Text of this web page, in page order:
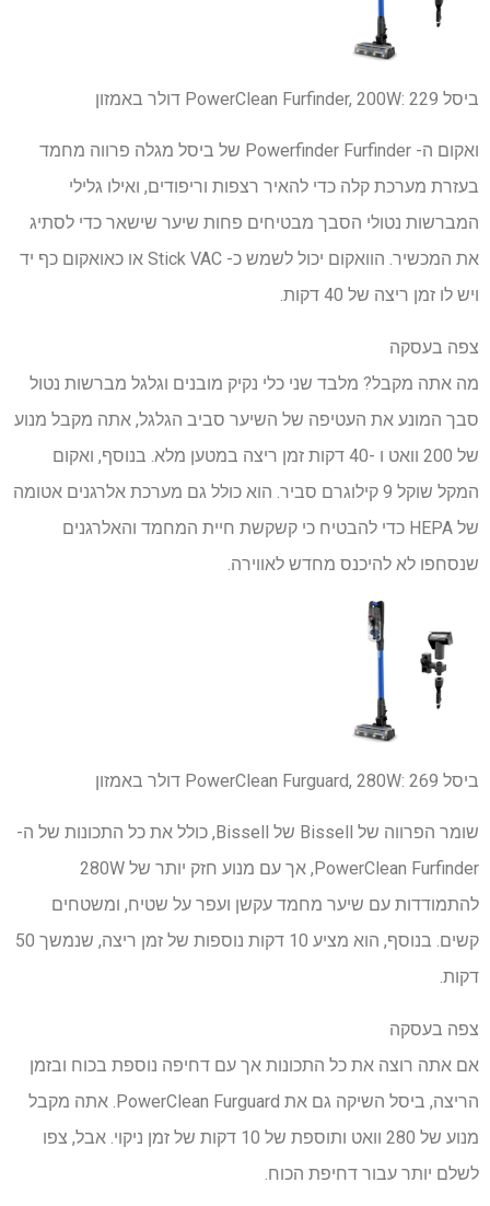
ביסל PowerClean Furfinder, 200W: 229 דולר באמזון
ואקום ה- Powerfinder Furfinder של ביסל מגלה פרווה מחמד
בעזרת מערכת קלה כדי להאיר רצפות וריפודים, ואילו גלילי
המברשות נטולי הסבך מבטיחים פחות שיער שישאר כדי לסתיג
את המכשיר. הוואקום יכול לשמש כ- Stick VAC או כאואקום כף יד
ויש לו זמן ריצה של 40 דקות.
צפה בעסקה
מה אתה מקבל? מלבד שני כלי נקיק מובנים וגלגל מברשות נטול
סבך המונע את העטיפה של השיער סביב הגלגל, אתה מקבל מנוע
של 200 וואט ו -40 דקות זמן ריצה במטען מלא. בנוסף, ואקום
המקל שוקל 9 קילוגרם סביר. הוא כולל גם מערכת אלרגנים אטומה
של HEPA כדי להבטיח כי קשקשת חיית המחמד והאלרגנים
שנסחפו לא להיכנס מחדש לאווירה.
ביסל PowerClean Furguard, 280W: 269 ​​דולר באמזון
שומר הפרווה של Bissell של Bissell, כולל את כל התכונות של ה-
PowerClean Furfinder, אך עם מנוע חזק יותר של 280W
להתמודדות עם שיער מחמד עקשן ועפר על שטיח, ומשטחים
קשים. בנוסף, הוא מציע 10 דקות נוספות של זמן ריצה, שנמשך 50
דקות.
צפה בעסקה
אם אתה רוצה את כל התכונות אך עם דחיפה נוספת בכוח ובזמן
הריצה, ביסל השיקה גם את PowerClean Furguard. אתה מקבל
מנוע של 280 וואט ותוספת של 10 דקות של זמן ניקוי. אבל, צפו
לשלם יותר עבור דחיפת הכוח.